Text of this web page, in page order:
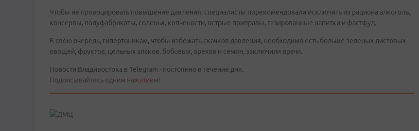
Чтобы не провоцировать повышение давления, специалисты порекомендовали исключить из рациона алкоголь,
консервы, полуфабрикаты, соленья, копчености, острые приправы, газированные напитки и фастфуд.
В свою очередь, гипертоникам, чтобы избежать скачков давления, необходимо есть больше зеленых листовых
овощей, фруктов, цельных злаков, бобовых, орехов и семян, заключили врачи.
Новости Владивостока в Telegram - постоянно в течение дня.
Подписывайтесь одним нажатием!